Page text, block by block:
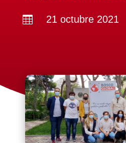
 21 octubre 2021